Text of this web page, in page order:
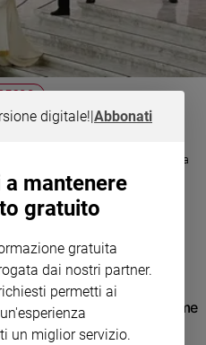
la spinta verso le
fondazione. E Bergoglio sprona
nessuno». Oltre diecimila i
papa Francesco. Come
digitale!|Abbonati
mantenere
gratuito
gratuita
dai nostri partner.
permetti ai
un miglior servizio.